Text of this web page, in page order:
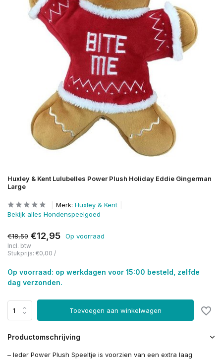
Huxley & Kent Lulubelles Power Plush Holiday Eddie Gingerman
Large
Merk: Huxley & Kent
Bekijk alles Hondenspeelgoed
€18,50 €12,95 Op voorraad
Incl. btw
Stukprijs: €0,00 /
Op voorraad: op werkdagen voor 15:00 besteld, zelfde
dag verzonden.
Toevoegen aan winkelwagen
Productomschrijving
– Ieder Power Plush Speeltje is voorzien van een extra laag